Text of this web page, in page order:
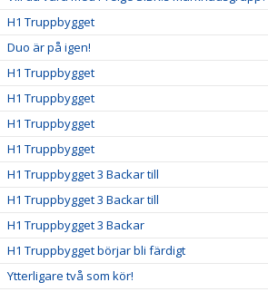
H1 Truppbygget
Duo är på igen!
H1 Truppbygget
H1 Truppbygget
H1 Truppbygget
H1 Truppbygget
H1 Truppbygget 3 Backar till
H1 Truppbygget 3 Backar till
H1 Truppbygget 3 Backar
H1 Truppbygget börjar bli färdigt
Ytterligare två som kör!